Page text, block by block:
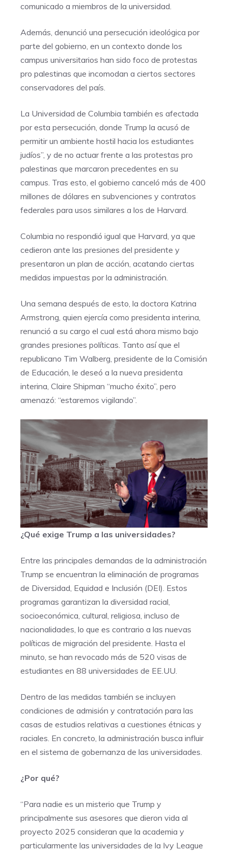
comunicado a miembros de la universidad.
Además, denunció una persecución ideológica por
parte del gobierno, en un contexto donde los
campus universitarios han sido foco de protestas
pro palestinas que incomodan a ciertos sectores
conservadores del país.
La Universidad de Columbia también es afectada
por esta persecución, donde Trump la acusó de
permitir un ambiente hostil hacia los estudiantes
judíos”, y de no actuar frente a las protestas pro
palestinas que marcaron precedentes en su
campus. Tras esto, el gobierno canceló más de 400
millones de dólares en subvenciones y contratos
federales para usos similares a los de Harvard.
Columbia no respondió igual que Harvard, ya que
cedieron ante las presiones del presidente y
presentaron un plan de acción, acatando ciertas
medidas impuestas por la administración.
Una semana después de esto, la doctora Katrina
Armstrong, quien ejercía como presidenta interina,
renunció a su cargo el cual está ahora mismo bajo
grandes presiones políticas. Tanto así que el
republicano Tim Walberg, presidente de la Comisión
de Educación, le deseó a la nueva presidenta
interina, Claire Shipman “mucho éxito”, pero
amenazó: “estaremos vigilando”.
¿Qué exige Trump a las universidades?
Entre las principales demandas de la administración
Trump se encuentran la eliminación de programas
de Diversidad, Equidad e Inclusión (DEI). Estos
programas garantizan la diversidad racial,
socioeconómica, cultural, religiosa, incluso de
nacionalidades, lo que es contrario a las nuevas
políticas de migración del presidente. Hasta el
minuto, se han revocado más de 520 visas de
estudiantes en 88 universidades de EE.UU.
Dentro de las medidas también se incluyen
condiciones de admisión y contratación para las
casas de estudios relativas a cuestiones étnicas y
raciales. En concreto, la administración busca influir
en el sistema de gobernanza de las universidades.
¿Por qué?
“Para nadie es un misterio que Trump y
principalmente sus asesores que dieron vida al
proyecto 2025 consideran que la academia y
particularmente las universidades de la Ivy League